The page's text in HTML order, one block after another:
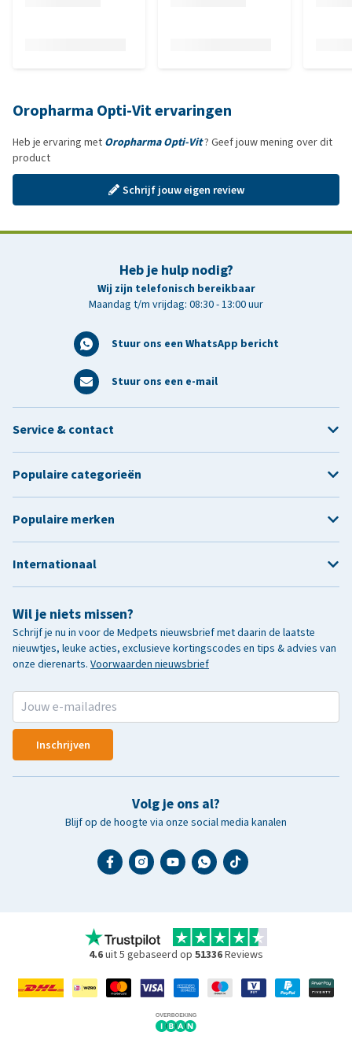
Oropharma Opti-Vit ervaringen
Heb je ervaring met Oropharma Opti-Vit? Geef jouw mening over dit
product
Schrijf jouw eigen review
Heb je hulp nodig?
Wij zijn telefonisch bereikbaar
Maandag t/m vrijdag: 08:30 - 13:00 uur
Stuur ons een WhatsApp bericht
Stuur ons een e-mail
Wil je niets missen?
Schrijf je nu in voor de Medpets nieuwsbrief met daarin de laatste
nieuwtjes, leuke acties, exclusieve kortingscodes en tips & advies van
onze dierenarts. Voorwaarden nieuwsbrief
Inschrijven
Volg je ons al?
Blijf op de hoogte via onze social media kanalen
Service & contact
Populaire categorieën
Populaire merken
Internationaal
4.6uit 5 gebaseerd op 51336Reviews